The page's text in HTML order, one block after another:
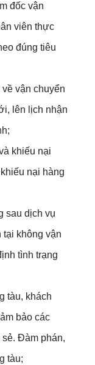
đốc vận
viên thực
đúng tiêu
vận chuyển
lên lịch nhận
khiếu nại
nại hàng
sau dịch vụ
tại không vận
tình trạng
tàu, khách
bảo các
Đàm phán,
tàu;